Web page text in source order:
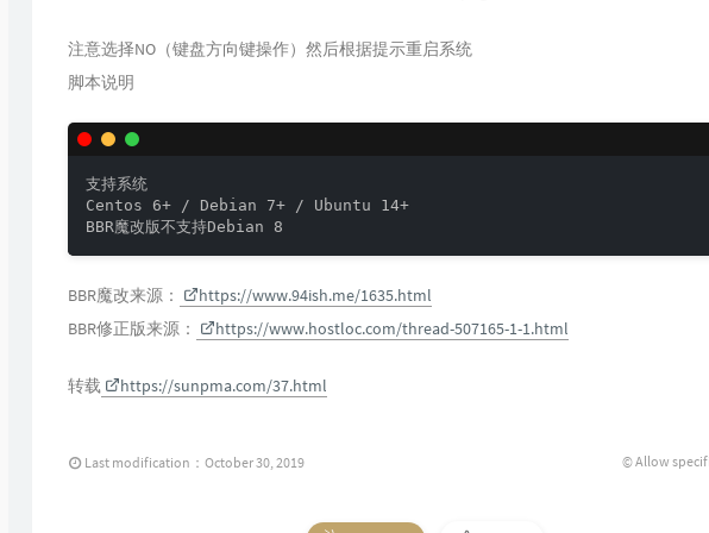
注意选择NO（键盘方向键操作）然后根据提示重启系统
脚本说明
支持系统
Centos 6+ / Debian 7+ / Ubuntu 14+
BBR魔改版不支持Debian 8
BBR魔改来源：
https://www.94ish.me/1635.html
BBR修正版来源：
https://www.hostloc.com/thread-507165-1-1.html
转载 https://sunpma.com/37.html
Last modification：October 30, 2019 © Allow